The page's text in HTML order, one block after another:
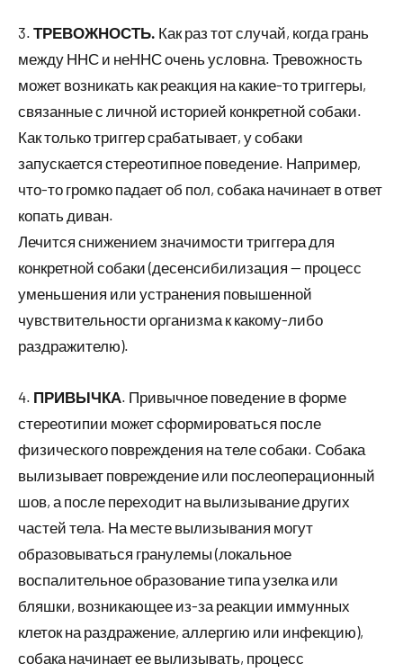
3. ТРЕВОЖНОСТЬ. Как раз тот случай, когда грань
между ННС и неННС очень условна. Тревожность
может возникать как реакция на какие-то триггеры,
связанные с личной историей конкретной собаки.
Как только триггер срабатывает, у собаки
запускается стереотипное поведение. Например,
что-то громко падает об пол, собака начинает в ответ
копать диван.
Лечится снижением значимости триггера для
конкретной собаки (десенсибилизация — процесс
уменьшения или устранения повышенной
чувствительности организма к какому-либо
раздражителю).
4. ПРИВЫЧКА. Привычное поведение в форме
стереотипии может сформироваться после
физического повреждения на теле собаки. Собака
вылизывает повреждение или послеоперационный
шов, а после переходит на вылизывание других
частей тела. На месте вылизывания могут
образовываться гранулемы (локальное
воспалительное образование типа узелка или
бляшки, возникающее из-за реакции иммунных
клеток на раздражение, аллергию или инфекцию),
собака начинает ее вылизывать, процесс